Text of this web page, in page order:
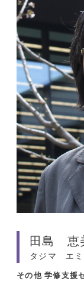
田島 恵
タジマ エミ
その他学修支援